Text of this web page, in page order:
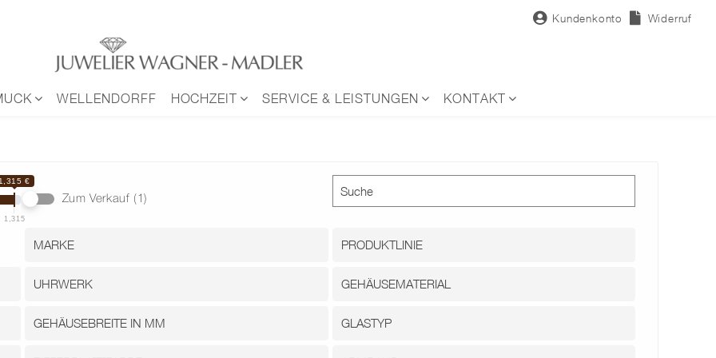
Kundenkonto Widerruf
WELLENDORFF HOCHZEIT SERVICE & LEISTUNGEN KONTAKT
1,315 €
1,315
Zum Verkauf (1)